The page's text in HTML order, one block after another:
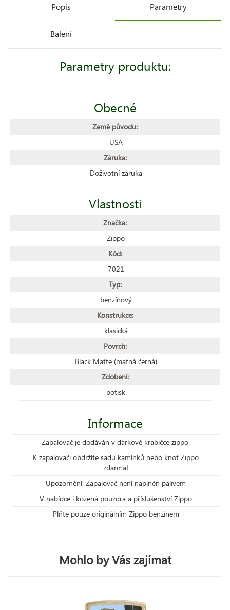
Popis Parametry
Balení
Parametry produktu:
Obecné
Země původu:
USA
Záruka:
Doživotní záruka
Vlastnosti
Značka:
Zippo
Kód:
7021
Typ:
benzínový
Konstrukce:
klasická
Povrch:
Black Matte (matná černá)
Zdobení:
potisk
Informace
Zapalovač je dodáván v dárkové krabičce zippo.
K zapalovači obdržíte sadu kamínků nebo knot Zippo
zdarma!
Upozornění: Zapalovač není naplněn palivem
V nabídce i kožená pouzdra a příslušenství Zippo
Plňte pouze originálním Zippo benzínem
Mohlo by Vás zajímat